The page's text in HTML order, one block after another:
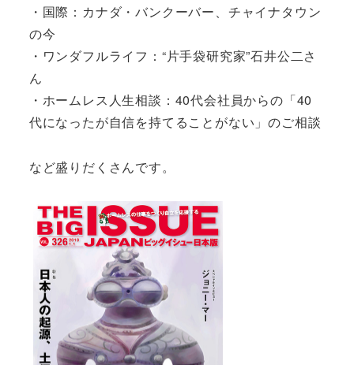
・国際：カナダ・バンクーバー、チャイナタウン
の今
・ワンダフルライフ：“片手袋研究家”石井公二さ
ん
・ホームレス人生相談：40代会社員からの「40
代になったが自信を持てることがない」のご相談
など盛りだくさんです。